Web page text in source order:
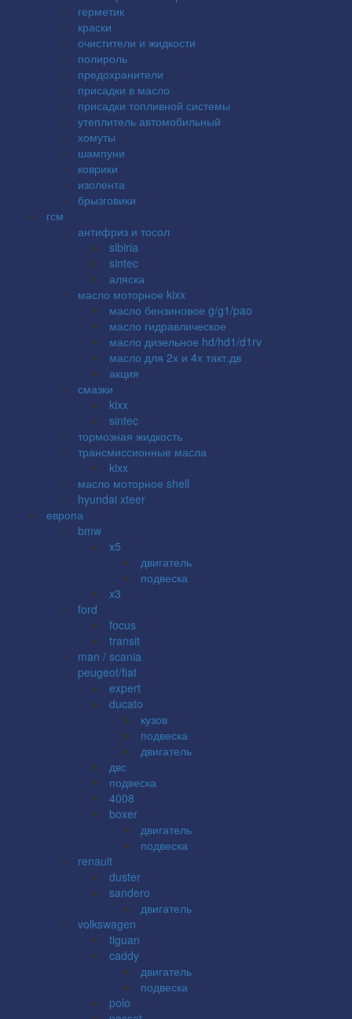
герметик
краски
очистители и жидкости
полироль
предохранители
присадки в масло
присадки топливной системы
утеплитель автомобильный
хомуты
шампуни
коврики
изолента
брызговики
гсм
антифриз и тосол
sibiria
sintec
аляска
масло моторное kixx
масло бензиновое g/g1/pao
масло гидравлическое
масло дизельное hd/hd1/d1rv
масло для 2х и 4х такт.дв
акция
смазки
kixx
sintec
тормозная жидкость
трансмиссионные масла
kixx
масло моторное shell
hyundai xteer
европа
bmw
x5
двигатель
подвеска
x3
ford
focus
transit
man / scania
peugeot/fiat
expert
ducato
кузов
подвеска
двигатель
двс
подвеска
4008
boxer
двигатель
подвеска
renault
duster
sandero
двигатель
volkswagen
tiguan
caddy
двигатель
подвеска
polo